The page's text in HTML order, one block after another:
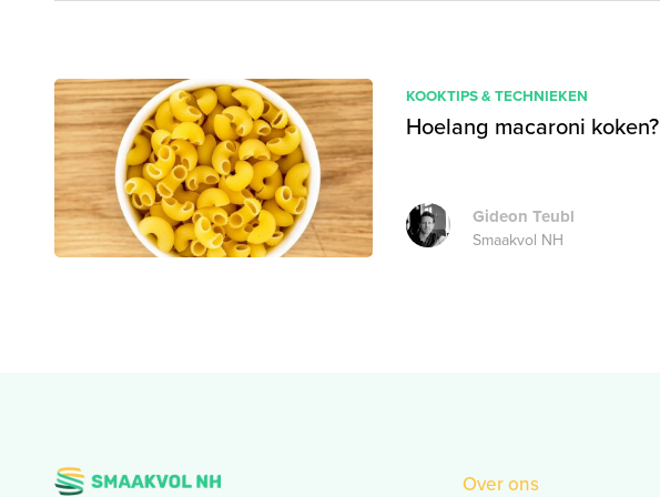
KOOKTIPS & TECHNIEKEN
Hoelang macaroni koken?
Gideon Teubl
Smaakvol NH
Over ons